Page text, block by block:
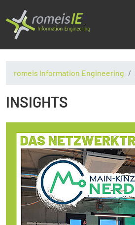
romeis Information Engineering
INSIGHTS